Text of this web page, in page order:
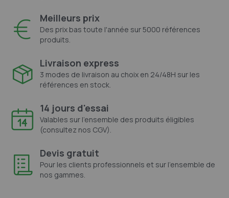
Meilleurs prix
Des prix bas toute l'année sur 5000 références
produits.
Livraison express
3 modes de livraison au choix en 24/48H sur les
références en stock.
14 jours d'essai
Valables sur l'ensemble des produits éligibles
(consultez nos CGV).
Devis gratuit
Pour les clients professionnels et sur l'ensemble de
nos gammes.